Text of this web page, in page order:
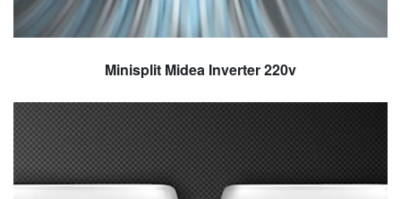
Minisplit Midea Inverter 220v